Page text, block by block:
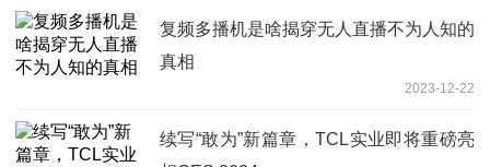
复频多播机是啥揭穿无人直播不为人知的
真相
2023-12-22
续写“敢为”新篇章，TCL实业即将重磅亮